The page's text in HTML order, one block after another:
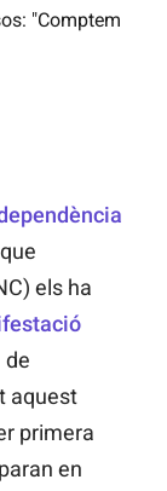
"Comptem
els ha
de
aquest
primera
en